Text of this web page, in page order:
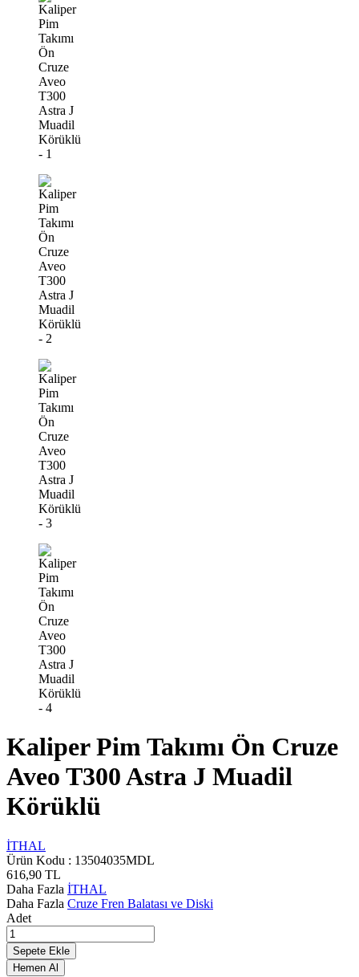
Kaliper Pim Takımı Ön Cruze
Aveo T300 Astra J Muadil
Körüklü
İTHAL
Ürün Kodu : 13504035MDL
616,90 TL
Daha Fazla İTHAL
Daha Fazla Cruze Fren Balatası ve Diski
Adet
Sepete Ekle
Hemen Al